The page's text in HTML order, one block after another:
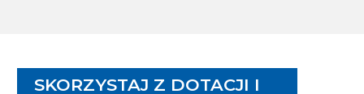
SKORZYSTAJ Z DOTACJI I